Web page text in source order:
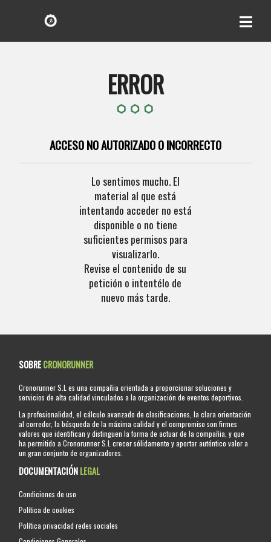
ERROR
ACCESO NO AUTORIZADO O INCORRECTO
Lo sentimos mucho. El
material al que está
intentando acceder no está
disponible o no tiene
suficientes permisos para
visualizarlo.
Revise el contenido de su
petición o intentélo de
nuevo más tarde.
SOBRECRONORUNNER
Cronorunner S.L es una compañia orientada a proporcionar soluciones y
servicios de alta calidad vinculados a la organización de eventos deportivos.
La profesionalidad, el cálculo avanzado de clasificaciones, la clara orientación
al corredor, la búsqueda de la máxima calidad y el compromiso son firmes
valores que identifican y distinguen la forma de actuar de la compañia, y que
ha permitido a Cronorunner S.L crecer sólidamente y aportar auténtico valor a
un gran conjunto de organizadores.
DOCUMENTACIÓNLEGAL
Condiciones de uso
Política de cookies
Política privacidad redes sociales